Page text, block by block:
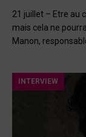
21 juillet – Etre au
mais cela ne
Manon,
INTERVIEW